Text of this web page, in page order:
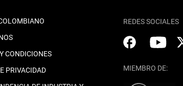
CONDICIONES
PRIVACIDAD
REDES SOCIALES
MIEMBRO DE: